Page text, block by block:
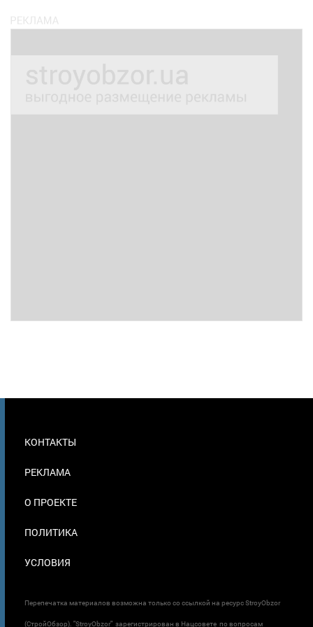
В
КОНТАКТЫ
РЕКЛАМА
О ПРОЕКТЕ
ПОЛИТИКА
УСЛОВИЯ
Перепечатка материалов возможна только со ссылкой на ресурс StroyObzor
(СтройОбзор). "StroyObzor" зарегистрирован в Нацсовете по вопросам